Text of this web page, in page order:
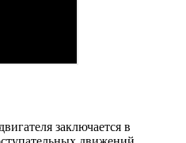
заключается в